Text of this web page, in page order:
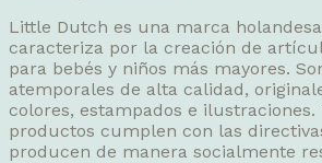
Little Dutch es una marca
caracteriza por la creación de
para bebés y niños más mayores.
atemporales de alta calidad,
colores, estampados e ilustraciones.
productos cumplen con las
producen de manera socialmente